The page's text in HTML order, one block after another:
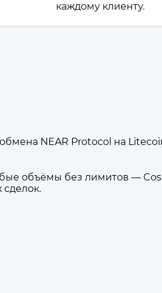
каждому клиенту.
NEAR Protocol на
объёмы без лимитов —
сделок.